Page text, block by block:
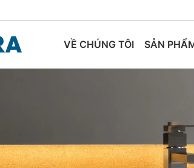
VỀ CHÚNG TÔI SẢN